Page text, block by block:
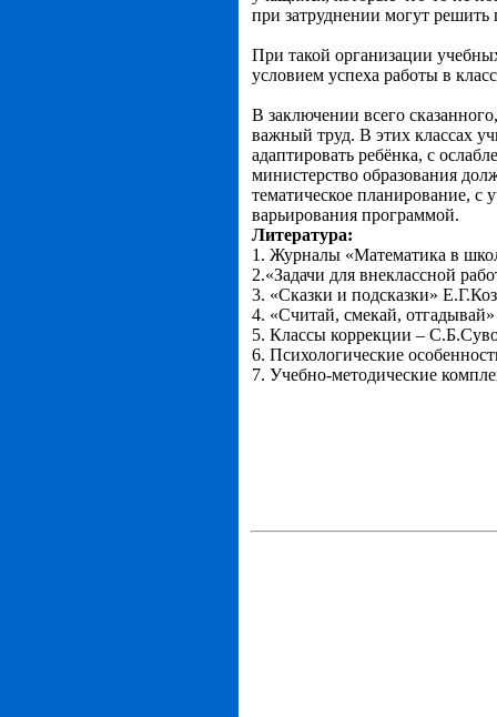
при затруднении могут решить
При такой организации
условием успеха работы в
В заключении всего
важный труд. В этих классах
адаптировать ребёнка, с
министерство образования
тематическое планирование, с
варьирования программой.
Литература:
1. Журналы «Математика в
2.«Задачи для внеклассной
3. «Сказки и подсказки»
4. «Считай, смекай,
5. Классы коррекции –
6. Психологические
7. Учебно-методические